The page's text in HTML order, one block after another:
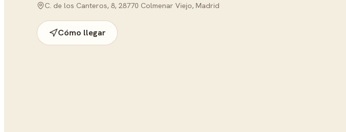
C. de los Canteros, 8, 28770 Colmenar Viejo, Madrid
Cómo llegar